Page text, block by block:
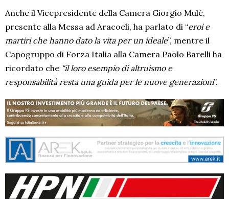
Anche il Vicepresidente della Camera Giorgio Mulè,
presente alla Messa ad Aracoeli, ha parlato di “eroi e
martiri che hanno dato la vita per un ideale”, mentre il
Capogruppo di Forza Italia alla Camera Paolo Barelli ha
ricordato che “il loro esempio di altruismo e
responsabilità resta una guida per le nuove generazioni”.